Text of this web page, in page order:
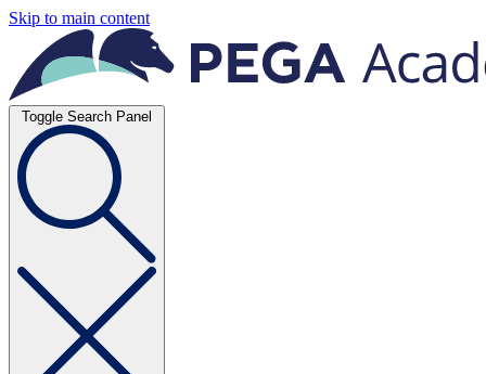
Skip to main content
Toggle Search Panel